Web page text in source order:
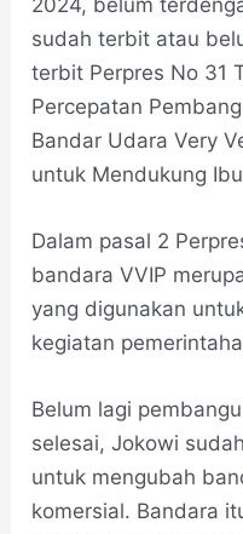
sudah terbit atau
terbit Perpres No 31
Percepatan
Bandar Udara Very
untuk Mendukung
Dalam pasal 2
bandara VVIP
yang digunakan
kegiatan
Belum lagi
selesai, Jokowi
untuk mengubah
komersial. Bandara